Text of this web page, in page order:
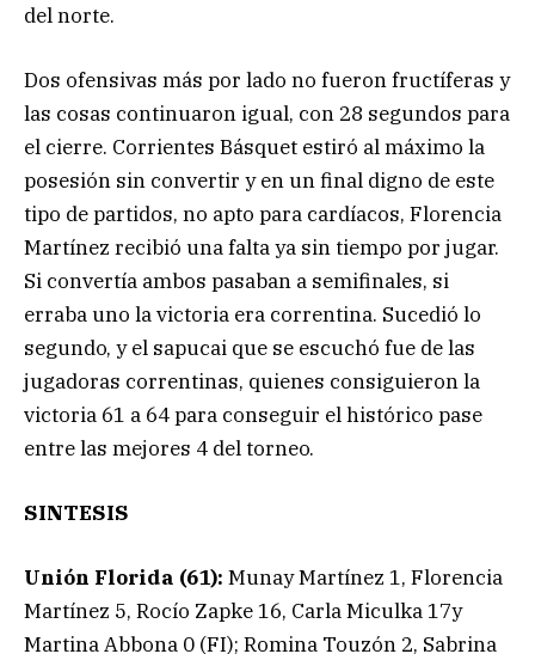
del norte.
Dos ofensivas más por lado no fueron fructíferas y
las cosas continuaron igual, con 28 segundos para
el cierre. Corrientes Básquet estiró al máximo la
posesión sin convertir y en un final digno de este
tipo de partidos, no apto para cardíacos, Florencia
Martínez recibió una falta ya sin tiempo por jugar.
Si convertía ambos pasaban a semifinales, si
erraba uno la victoria era correntina. Sucedió lo
segundo, y el sapucai que se escuchó fue de las
jugadoras correntinas, quienes consiguieron la
victoria 61 a 64 para conseguir el histórico pase
entre las mejores 4 del torneo.
SINTESIS
Unión Florida (61): Munay Martínez 1, Florencia
Martínez 5, Rocío Zapke 16, Carla Miculka 17y
Martina Abbona 0 (FI); Romina Touzón 2, Sabrina